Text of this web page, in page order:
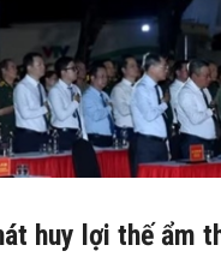
huy lợi thế ẩm